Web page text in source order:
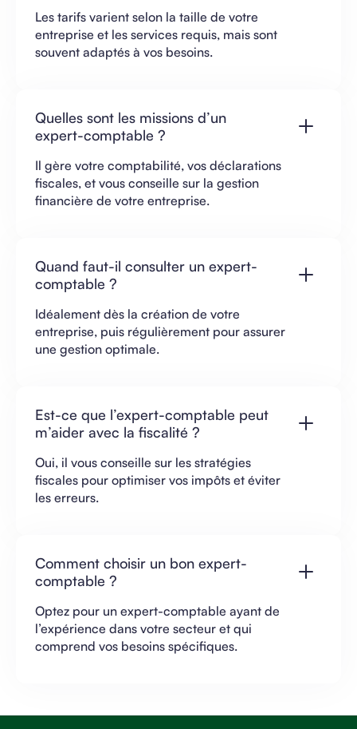
Les tarifs varient selon la taille de votre
entreprise et les services requis, mais sont
souvent adaptés à vos besoins.
Quelles sont les missions d’un
expert-comptable ?
Il gère votre comptabilité, vos déclarations
fiscales, et vous conseille sur la gestion
financière de votre entreprise.
Quand faut-il consulter un expert-
comptable ?
Idéalement dès la création de votre
entreprise, puis régulièrement pour assurer
une gestion optimale.
Est-ce que l’expert-comptable peut
m’aider avec la fiscalité ?
Oui, il vous conseille sur les stratégies
fiscales pour optimiser vos impôts et éviter
les erreurs.
Comment choisir un bon expert-
comptable ?
Optez pour un expert-comptable ayant de
l’expérience dans votre secteur et qui
comprend vos besoins spécifiques.